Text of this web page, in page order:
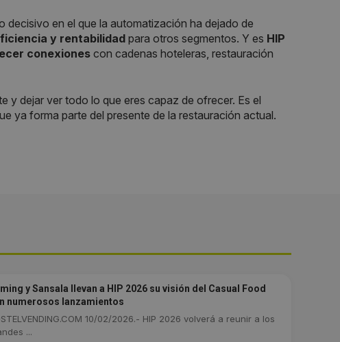
decisivo en el que la automatización ha dejado de
y rentabilidad para otros segmentos. Y es HIP
conexiones con cadenas hoteleras, restauración
y dejar ver todo lo que eres capaz de ofrecer. Es el
ya forma parte del presente de la restauración actual.
y Sansala llevan a HIP 2026 su visión del Casual Food
numerosos lanzamientos
10/02/2026.- HIP 2026 volverá a reunir a los
...